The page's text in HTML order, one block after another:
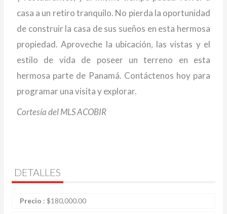
casa a un retiro tranquilo. No pierda la oportunidad
de construir la casa de sus sueños en esta hermosa
propiedad. Aproveche la ubicación, las vistas y el
estilo de vida de poseer un terreno en esta
hermosa parte de Panamá. Contáctenos hoy para
programar una visita y explorar.
Cortesía del MLS ACOBIR
DETALLES
Precio : $180,000.00